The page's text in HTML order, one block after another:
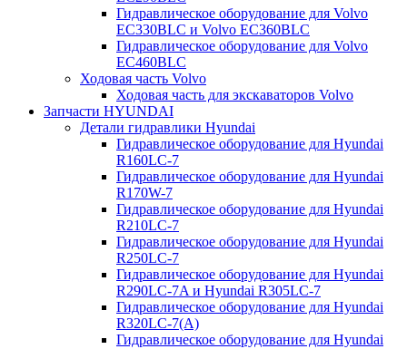
Гидравлическое оборудование для Volvo
EC330BLC и Volvo EC360BLC
Гидравлическое оборудование для Volvo
EC460BLC
Ходовая часть Volvo
Ходовая часть для экскаваторов Volvo
Запчасти HYUNDAI
Детали гидравлики Hyundai
Гидравлическое оборудование для Hyundai
R160LC-7
Гидравлическое оборудование для Hyundai
R170W-7
Гидравлическое оборудование для Hyundai
R210LC-7
Гидравлическое оборудование для Hyundai
R250LC-7
Гидравлическое оборудование для Hyundai
R290LC-7A и Hyundai R305LC-7
Гидравлическое оборудование для Hyundai
R320LC-7(A)
Гидравлическое оборудование для Hyundai